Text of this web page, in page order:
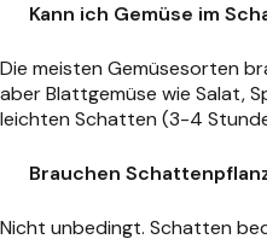
Kann ich Gemüse im
Die meisten Gemüsesorten
aber Blattgemüse wie Salat,
leichten Schatten (3-4
Brauchen
Nicht unbedingt. Schatten